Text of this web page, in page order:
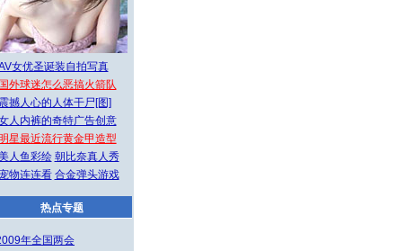
女优圣诞装自拍写真
国外球迷怎么恶搞火箭队
震撼人心的人体干尸[图]
人内裤的奇特广告创意
星最近流行黄金甲造型
人鱼彩绘 朝比奈真人秀
物连连看 合金弹头游戏
热点专题
年全国两会